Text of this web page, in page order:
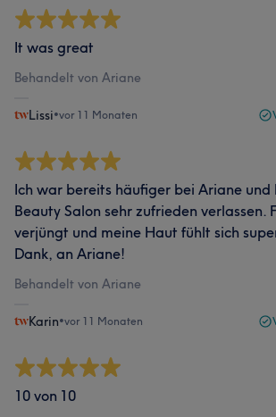
It was great
Behandelt von Ariane
Lissi•vor 11 Monaten
Ich war bereits häufiger bei Ariane und
Beauty Salon sehr zufrieden verlassen.
verjüngt und meine Haut fühlt sich
Dank, an Ariane!
Behandelt von Ariane
Karin•vor 11 Monaten
10 von 10